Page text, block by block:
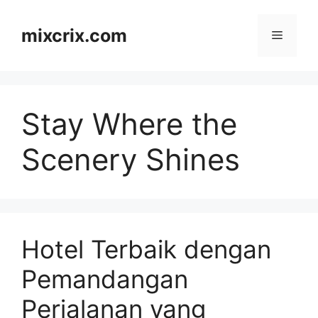
contentmixcrix.com Menu
Stay Where the
Scenery Shines
Hotel Terbaik dengan
Pemandangan
Perjalanan yang